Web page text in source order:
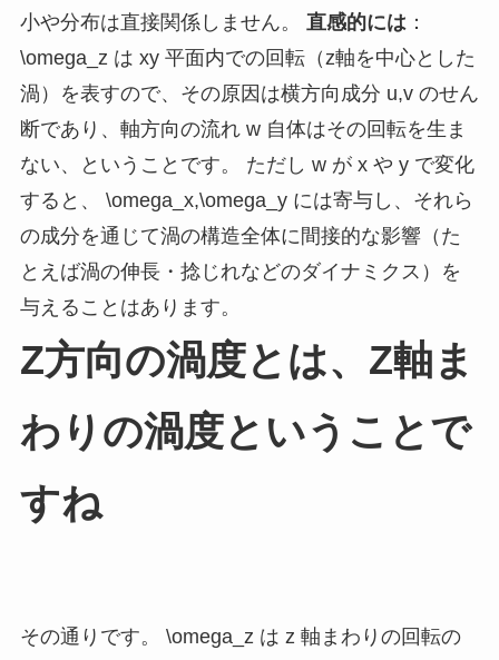
小や分布は直接関係しません。 直感的には：
\omega_z は xy 平面内での回転（z軸を中心とした
渦）を表すので、その原因は横方向成分 u,vのせん
断であり、軸方向の流れ w自体はその回転を生ま
ない、ということです。 ただし wが xや yで変化
すると、
\omega_x,\omega_yには寄与し、それら
の成分を通じて渦の構造全体に間接的な影響（た
とえば渦の伸長・捻じれなどのダイナミクス）を
与えることはあります。
Z方向の渦度とは、Z軸ま
わりの渦度ということで
すね
その通りです。 \omega_z は z 軸まわりの回転の